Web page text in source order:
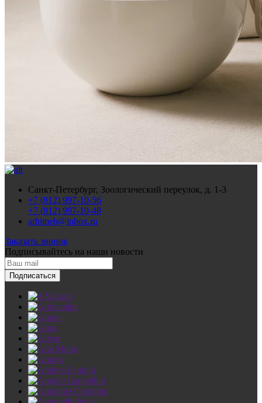
Санкт-Петербург, Зоологический переулок, д. 1-3
+7 (812) 997-10-56
+7 (812) 997-10-48
arhimeb@inbox.ru
Заказать звонок
Подписывайтесь на наши новости